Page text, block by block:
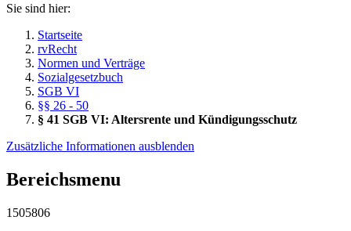
Sie sind hier:
Startseite
rvRecht
Normen und Verträge
Sozialgesetzbuch
SGB VI
§§ 26 - 50
§ 41 SGB VI: Altersrente und Kündigungsschutz
Zusätzliche Informationen ausblenden
Bereichsmenu
1505806